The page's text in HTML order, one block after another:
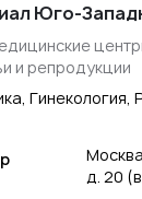
Юго-
и репродукции
Гинекология,
д. 20